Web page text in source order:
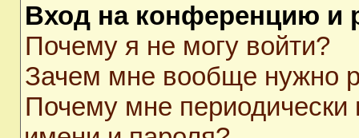
Вход на конференцию и
Почему я не могу войти?
Зачем мне вообще нужно
Почему мне периодически